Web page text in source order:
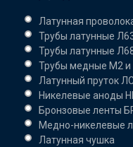
Латунная
Трубы латунные
Трубы латунные
Трубы медные М2
Латунный пруток
Никелевые аноды
Бронзовые ленты
Медно-никелевые
Латунная чушка